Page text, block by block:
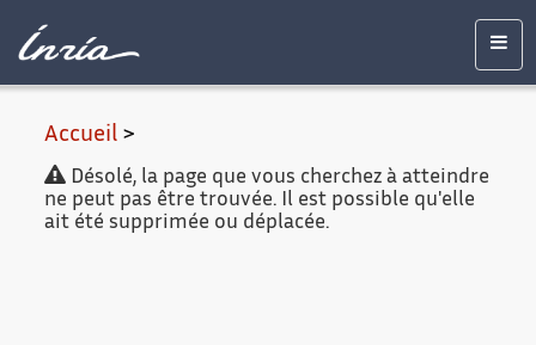
Mentions
Accueil >
Désolé, la page que vous cherchez à atteindre
ne peut pas être trouvée. Il est possible qu'elle
ait été supprimée ou déplacée.